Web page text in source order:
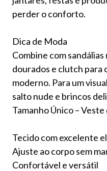
perder o conforto.
Dica de Moda
Combine com
dourados e clutch para
moderno. Para um
salto nude e brincos
Tamanho Único – Veste
Tecido com excelente
Ajuste ao corpo sem
Confortável e versátil